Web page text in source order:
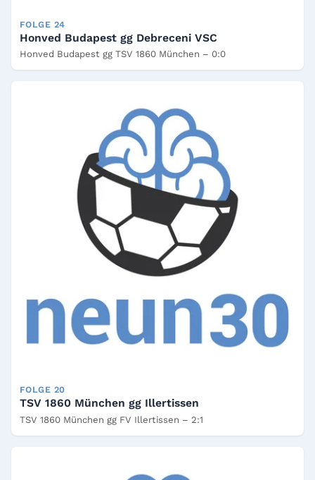
FOLGE 24
Honved Budapest gg Debreceni VSC
Honved Budapest gg TSV 1860 München – 0:0
FOLGE 20
TSV 1860 München gg Illertissen
TSV 1860 München gg FV Illertissen – 2:1